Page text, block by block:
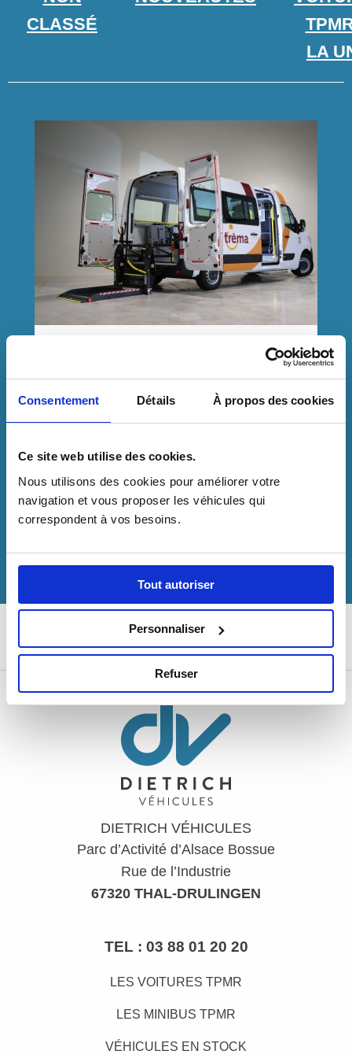
Consentement Détails À propos des cookies
Ce site web utilise des cookies.
Nous utilisons des cookies pour améliorer votre
navigation et vous proposer les véhicules qui
correspondent à vos besoins.
Tout autoriser
Personnaliser
Refuser
CLASSÉ
LA
TRËMA RENOUVELLE SA
CONFIANCE À DIETRICH
en situation de …
DIETRICH VÉHICULES
Parc d’Activité d’Alsace Bossue
Rue de l’Industrie
67320 THAL-DRULINGEN
TEL : 03 88 01 20 20
LES VOITURES TPMR
LES MINIBUS TPMR
VÉHICULES EN STOCK